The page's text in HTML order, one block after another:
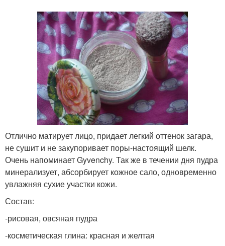
Отлично матирует лицо, придает легкий оттенок загара,
не сушит и не закупоривает поры-настоящий шелк.
Очень напоминает Gyvenchy. Так же в течении дня пудра
минерализует, абсорбирует кожное сало, одновременно
увлажняя сухие участки кожи.
Состав:
-рисовая, овсяная пудра
-косметическая глина: красная и желтая